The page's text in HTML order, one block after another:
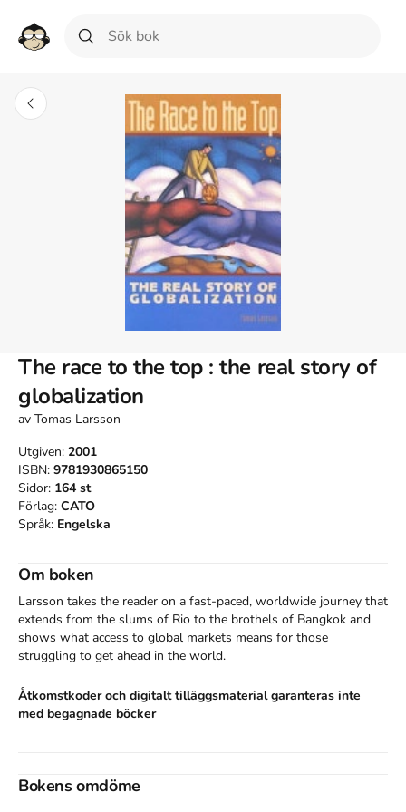
The race to the top : the real story of
globalization
av Tomas Larsson
Utgiven: 2001
ISBN: 9781930865150
Sidor: 164 st
Förlag: CATO
Språk: Engelska
Om boken
Larsson takes the reader on a fast-paced, worldwide journey that
extends from the slums of Rio to the brothels of Bangkok and
shows what access to global markets means for those
struggling to get ahead in the world.
Åtkomstkoder och digitalt tilläggsmaterial garanteras inte
med begagnade böcker
Mer om The race to the top : the real story of
Bokens omdöme